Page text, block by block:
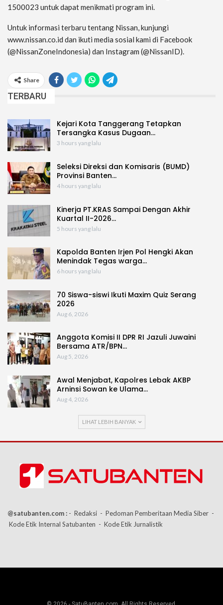
1500023 untuk dapat menikmati program ini.
Untuk informasi terbaru tentang Nissan, kunjungi
www.nissan.co.id dan ikuti media sosial kami di Facebook
(@NissanZoneIndonesia) dan Instagram (@NissanID).
Share
TERBARU
Kejari Kota Tanggerang Tetapkan
Tersangka Kasus Dugaan…
3 hours yang lalu
Seleksi Direksi dan Komisaris (BUMD)
Provinsi Banten…
4 hours yang lalu
Kinerja PT.KRAS Sampai Dengan Akhir
Kuartal II-2026…
5 hours yang lalu
Kapolda Banten Irjen Pol Hengki Akan
Menindak Tegas warga…
6 hours yang lalu
70 Siswa-siswi Ikuti Maxim Quiz Serang
2026
Aug 6, 2026
Anggota Komisi II DPR RI Jazuli Juwaini
Bersama ATR/BPN…
Aug 5, 2026
Awal Menjabat, Kapolres Lebak AKBP
Arninsi Sowan ke Ulama…
Aug 4, 2026
LIHAT LEBIH BANYAK
@satubanten.com : - Redaksi - Pedoman Pemberitaan Media Siber -
Kode Etik Internal Satubanten - Kode Etik Jurnalistik